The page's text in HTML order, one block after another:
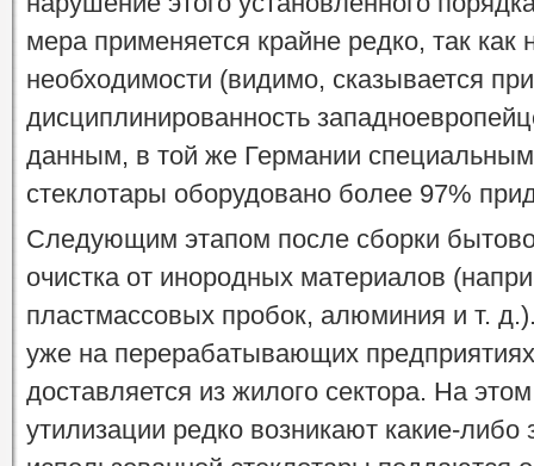
мера применяется крайне редко, так как
необходимости (видимо, сказывается
дисциплинированность
данным, в той же Германии
стеклотары оборудовано более 97%
Следующим этапом после сборки
очистка от инородных материалов
пластмассовых пробок, алюминия и т.
уже на перерабатывающих
доставляется из жилого сектора. На
утилизации редко возникают какие-либо